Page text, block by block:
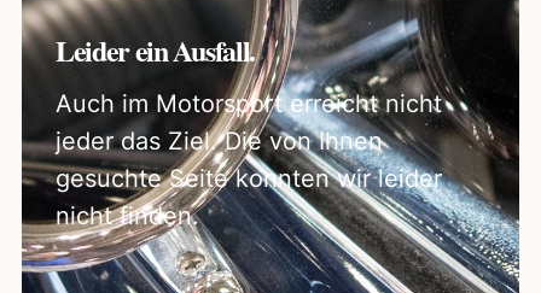
Leider ein Ausfall.
Auch im Motorsport erreicht nicht
jeder das Ziel. Die von Ihnen
gesuchte Seite konnten wir leider
nicht finden.